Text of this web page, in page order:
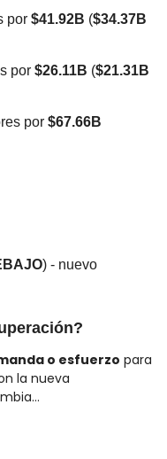
por $41.92B ($34.37B
por $26.11B ($21.31B
por $67.66B
) - nuevo
o esfuerzo para
la nueva